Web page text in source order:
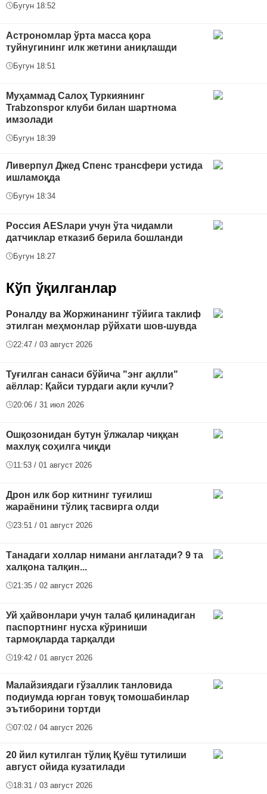
Бугун 18:52
Астрономлар ўрта масса қора
туйнугининг илк жетини аниқлашди
Бугун 18:51
Муҳаммад Салоҳ Туркиянинг
Trabzonspor клуби билан шартнома
имзолади
Бугун 18:39
Ливерпул Джед Спенс трансфери устида
ишламоқда
Бугун 18:34
Россия AESлари учун ўта чидамли
датчиклар етказиб берила бошланди
Бугун 18:27
Кўп ўқилганлар
Роналду ва Жоржинанинг тўйига таклиф
этилган меҳмонлар рўйхати шов-шувда
22:47 / 03 август 2026
Туғилган санаси бўйича "энг ақлли"
аёллар: Қайси турдаги ақли кучли?
20:06 / 31 июл 2026
Ошқозонидан бутун ўлжалар чиққан
махлуқ соҳилга чиқди
11:53 / 01 август 2026
Дрон илк бор китнинг туғилиш
жараёнини тўлиқ тасвирга олди
23:51 / 01 август 2026
Танадаги холлар нимани англатади? 9 та
халқона талқин...
21:35 / 02 август 2026
Уй ҳайвонлари учун талаб қилинадиган
паспортнинг нусха кўриниши
тармоқларда тарқалди
19:42 / 01 август 2026
Малайзиядаги гўзаллик танловида
подиумда юрган товуқ томошабинлар
эътиборини тортди
07:02 / 04 август 2026
20 йил кутилган тўлиқ Қуёш тутилиши
август ойида кузатилади
18:31 / 03 август 2026